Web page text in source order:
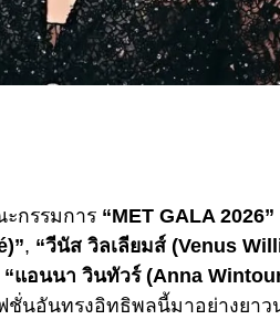
กรรมการ “MET GALA 2026”
, “วีนัส วิลเลียมส์ (Venus
“แอนนา วินทัวร์ (Anna
ชั่นอันทรงอิทธิพลนี้มาอย่างยาว